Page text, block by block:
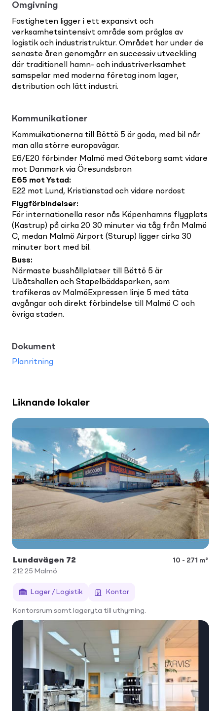
Omgivning
Fastigheten ligger i ett expansivt och
verksamhetsintensivt område som präglas av
logistik och industristruktur. Området har under de
senaste åren genomgårr en successiv utveckling
där traditionell hamn- och industriverksamhet
samspelar med moderna företag inom lager,
distribution och lätt industri.
Kommunikationer
Kommuikationerna till Böttö 5 är goda, med bil når
man alla större europavägar.
E6/E20 förbinder Malmö med Göteborg samt vidare
mot Danmark via Öresundsbron
E65 mot Ystad :
E22 mot Lund, Kristianstad och vidare nordost
Flygförbindelser:
För internationella resor nås Köpenhamns flygplats
(Kastrup) på cirka 20 30 minuter via tåg från Malmö
C, medan Malmö Airport (Sturup) ligger cirka 30
minuter bort med bil.
Buss:
Närmaste busshållplatser till Böttö 5 är
Ubåtshallen och Stapelbäddsparken, som
trafikeras av MalmöExpressen linje 5 med täta
avgångar och direkt förbindelse till Malmö C och
övriga staden.
Dokument
Planritning
Liknande lokaler
Lundavägen 72
10 - 271 m²
212 25 Malmö
Lager / Logistik Kontor
Kontorsrum samt lageryta till uthyrning.